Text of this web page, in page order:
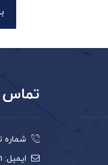
تماس
شماره تماس:
ایمیل: info@amirkabirtech.com